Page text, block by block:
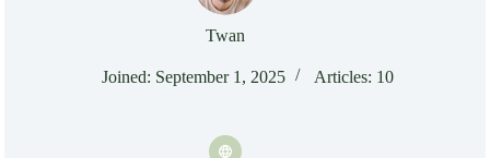
Twan
Joined: September 1, 2025 Articles: 10